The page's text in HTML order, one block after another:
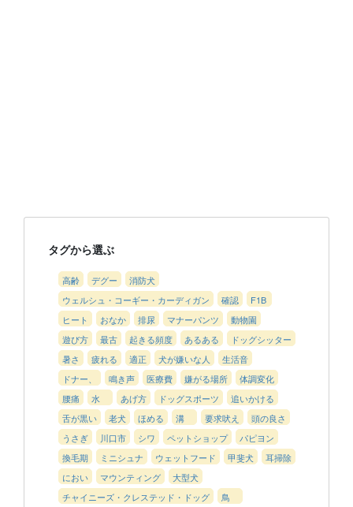
タグから選ぶ
高齢 デグー
消防犬
ウェルシュ・コーギー・カーディガン
確認
F1B
ヒート
おなか 排尿 マナーパンツ
動物園
遊び方
最古 起きる頻度 あるある
ドッグシッター
暑さ
疲れる 適正 犬が嫌いな人
生活音
ドナー、
鳴き声 医療費 嫌がる場所
体調変化
腰痛
水 あげ方 ドッグスポーツ
追いかける
舌が黒い
老犬 ほめる 溝 要求吠え
頭の良さ
うさぎ
川口市 シワ ペットショップ
パピヨン
換毛期
ミニシュナ ウェットフード 甲斐犬
耳掃除
におい
マウンティング
大型犬
チャイニーズ・クレステッド・ドッグ
鳥